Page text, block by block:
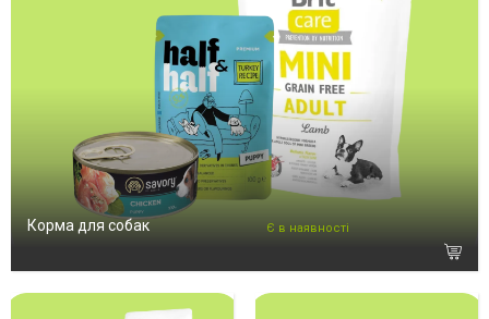
Корма для собак Є в наявності